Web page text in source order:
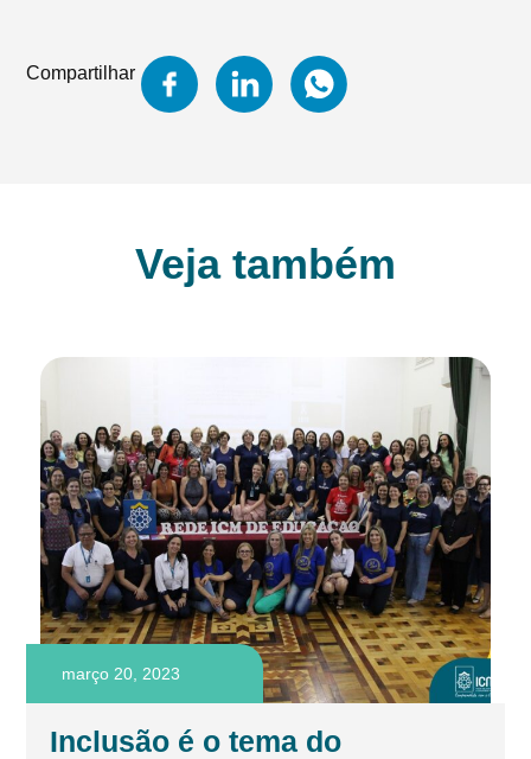
Compartilhar
Veja também
março 20, 2023
Inclusão é o tema do